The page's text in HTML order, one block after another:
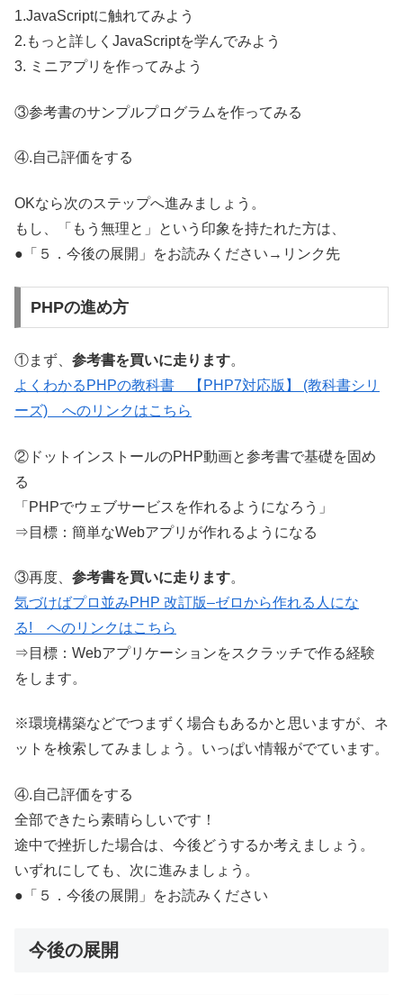
1.JavaScriptに触れてみよう
2.もっと詳しくJavaScriptを学んでみよう
3. ミニアプリを作ってみよう
③参考書のサンプルプログラムを作ってみる
④.自己評価をする
OKなら次のステップへ進みましょう。
もし、「もう無理と」という印象を持たれた方は、
●「５．今後の展開」をお読みください→リンク先
PHPの進め方
①まず、 参考書を買いに走ります。
よくわかるPHPの教科書 【PHP7対応版】 (教科書シリ
ーズ) へのリンクはこちら
②ドットインストールのPHP動画と参考書で基礎を固め
る
「PHPでウェブサービスを作れるようになろう」
⇒目標：簡単なWebアプリが作れるようになる
③再度、 参考書を買いに走ります。
気づけばプロ並みPHP 改訂版–ゼロから作れる人にな
る! ヘのリンクはこちら
⇒目標：Webアプリケーションをスクラッチで作る経験
をします。
※環境構築などでつまずく場合もあるかと思いますが、ネ
ットを検索してみましょう。いっぱい情報がでています。
④.自己評価をする
全部できたら素晴らしいです！
途中で挫折した場合は、今後どうするか考えましょう。
いずれにしても、次に進みましょう。
●「５．今後の展開」をお読みください
今後の展開